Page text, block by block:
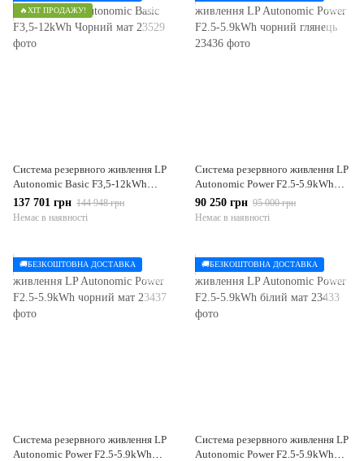
🔥ХІТ ПРОДАЖУ!
Система резервного живлення LP
Autonomic Basic F3,5-12kWh
Чорний мат
137 701 грн 144 948 грн
Немає в наявності
Система резервного живлення LP
Autonomic Power F2.5-5.9kWh
чорний глянець
90 250 грн 95 000 грн
Немає в наявності
🚚БЕЗКОШТОВНА ДОСТАВКА
Система резервного живлення LP
Autonomic Power F2.5-5.9kWh
🚚БЕЗКОШТОВНА ДОСТАВКА
Система резервного живлення LP
Autonomic Power F2.5-5.9kWh